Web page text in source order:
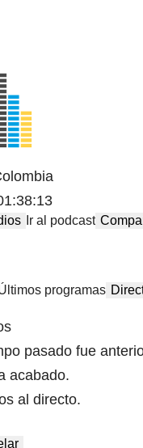
Ir al podcast
programas
pasado fue
acabado.
al directo.